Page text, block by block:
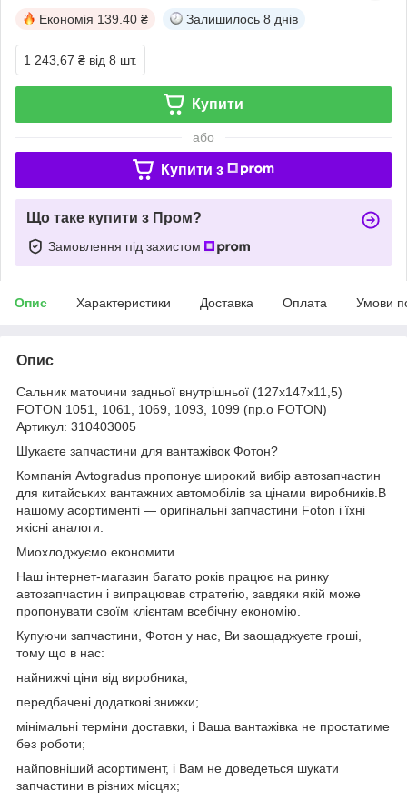
Економія 139.40 ₴ Залишилось 8 днів
1 243,67 ₴ від 8 шт.
Купити
або
Купити з
Що таке купити з Пром?
Замовлення під захистом
Опис Характеристики Доставка Оплата Умови
Опис
Сальник маточини задньої внутрішньої (127х147х11,5)
FOTON 1051, 1061, 1069, 1093, 1099 (пр.о FOTON)
Артикул: 310403005
Шукаєте запчастини для вантажівок Фотон?
Компанія Avtogradus пропонує широкий вибір автозапчастин
для китайських вантажних автомобілів за цінами виробників.В
нашому асортименті — оригінальні запчастини Foton і їхні
якісні аналоги.
Миохлоджуємо економити
Наш інтернет-магазин багато років працює на ринку
автозапчастин і випрацював стратегію, завдяки якій може
пропонувати своїм клієнтам всебічну економію.
Купуючи запчастини, Фотон у нас, Ви заощаджуєте гроші,
тому що в нас:
найнижчі ціни від виробника;
передбачені додаткові знижки;
мінімальні терміни доставки, і Ваша вантажівка не простатиме
без роботи;
найповніший асортимент, і Вам не доведеться шукати
запчастини в різних місцях;